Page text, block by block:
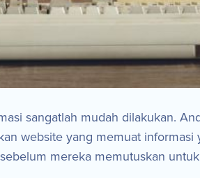
sangatlah mudah dilakukan.
website yang memuat
mereka memutuskan